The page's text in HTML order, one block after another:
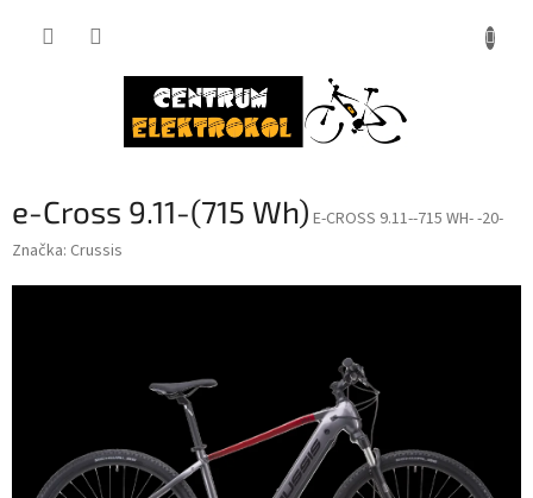
e-Cross 9.11-(715 Wh) E-CROSS 9.11--715 WH- -20-
Značka: Crussis